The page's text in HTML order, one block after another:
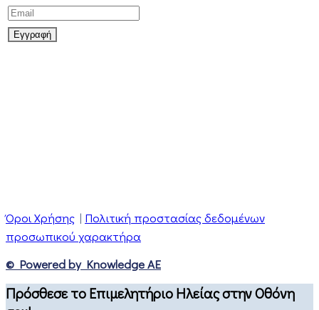
Όροι Χρήσης | Πολιτική προστασίας δεδομένων
προσωπικού χαρακτήρα
© Powered by Knowledge AE
Πρόσθεσε το Επιμελητήριο Ηλείας στην Οθόνη